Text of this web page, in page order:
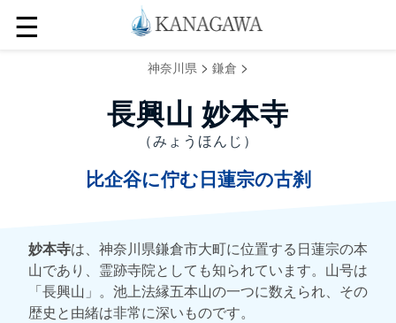
☰
神奈川県 > 鎌倉 >
長興山 妙本寺
（みょうほんじ）
比企谷に佇む日蓮宗の古刹
妙本寺は、神奈川県鎌倉市大町に位置する日蓮宗の本
山であり、霊跡寺院としても知られています。山号は
「長興山」。池上法縁五本山の一つに数えられ、その
歴史と由緒は非常に深いものです。